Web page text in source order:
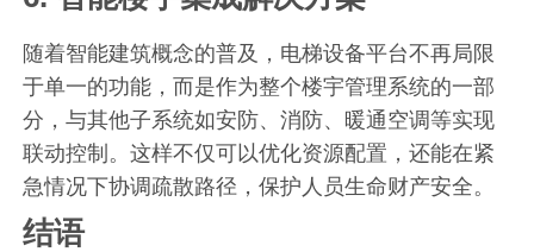
随着智能建筑概念的普及，电梯设备平台不再局限
于单一的功能，而是作为整个楼宇管理系统的一部
分，与其他子系统如安防、消防、暖通空调等实现
联动控制。这样不仅可以优化资源配置，还能在紧
急情况下协调疏散路径，保护人员生命财产安全。
结语